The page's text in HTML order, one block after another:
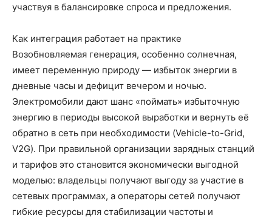
участвуя в балансировке спроса и предложения.
Как интеграция работает на практике
Возобновляемая генерация, особенно солнечная,
имеет переменную природу — избыток энергии в
дневные часы и дефицит вечером и ночью.
Электромобили дают шанс «поймать» избыточную
энергию в периоды высокой выработки и вернуть её
обратно в сеть при необходимости (Vehicle-to-Grid,
V2G). При правильной организации зарядных станций
и тарифов это становится экономически выгодной
моделью: владельцы получают выгоду за участие в
сетевых программах, а операторы сетей получают
гибкие ресурсы для стабилизации частоты и